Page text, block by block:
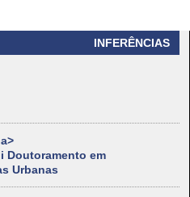
INFERÊNCIAS
Doutoramento em
Urbanas